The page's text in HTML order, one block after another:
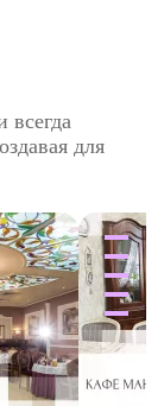
для